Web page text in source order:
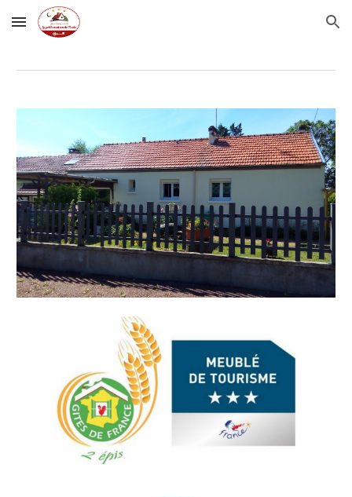
Skip to main content Skip to navigation